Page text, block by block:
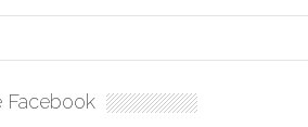
Sara Nukina are nevoie de ajutorul
Facebook